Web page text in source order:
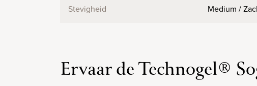
Stevigheid Medium /
Ervaar de Technogel®